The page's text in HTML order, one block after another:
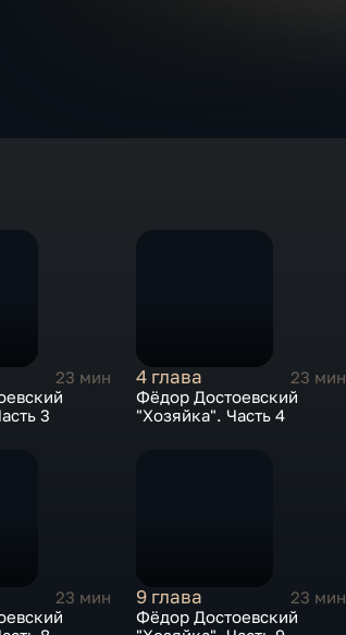
23 мин
3
4 глава
23 мин
Фёдор Достоевский
"Хозяйка". Часть 4
23 мин
9 глава
23 мин
Фёдор Достоевский